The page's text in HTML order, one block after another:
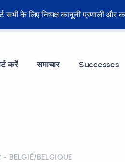
सभी के लिए निष्पक्ष कानूनी
करें समाचार Successes
- BELGIË/BELGIQUE